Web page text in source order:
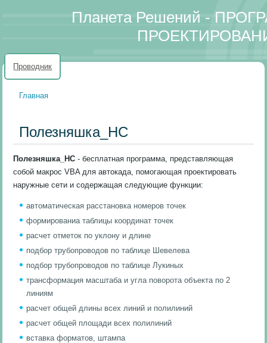
Планета Решений -
Проводник
Вы здесь
Главная
Полезняшка_НС
Полезняшка_НС - бесплатная программа, представляющая
собой макрос VBA для автокада, помогающая проектировать
наружные сети и содержащая следующие функции:
автоматическая расстановка номеров точек
формированиа таблицы координат точек
расчет отметок по уклону и длине
подбор трубопроводов по таблице Шевелева
подбор трубопроводов по таблице Лукиных
трансформация масштаба и угла поворота объекта по 2
линиям
расчет общей длины всех линий и полилиний
расчет общей площади всех полилиний
вставка форматов, штампа